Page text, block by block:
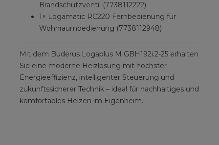
Brandschutzventil (7738112222)
1× Logamatic RC220 Fernbedienung für
Wohnraumbedienung (7738112948)
Mit dem Buderus Logaplus M GBH192i.2-25 erhalten
Sie eine moderne Heizlösung mit höchster
Energieeffizienz, intelligenter Steuerung und
zukunftssicherer Technik – ideal für nachhaltiges und
komfortables Heizen im Eigenheim.